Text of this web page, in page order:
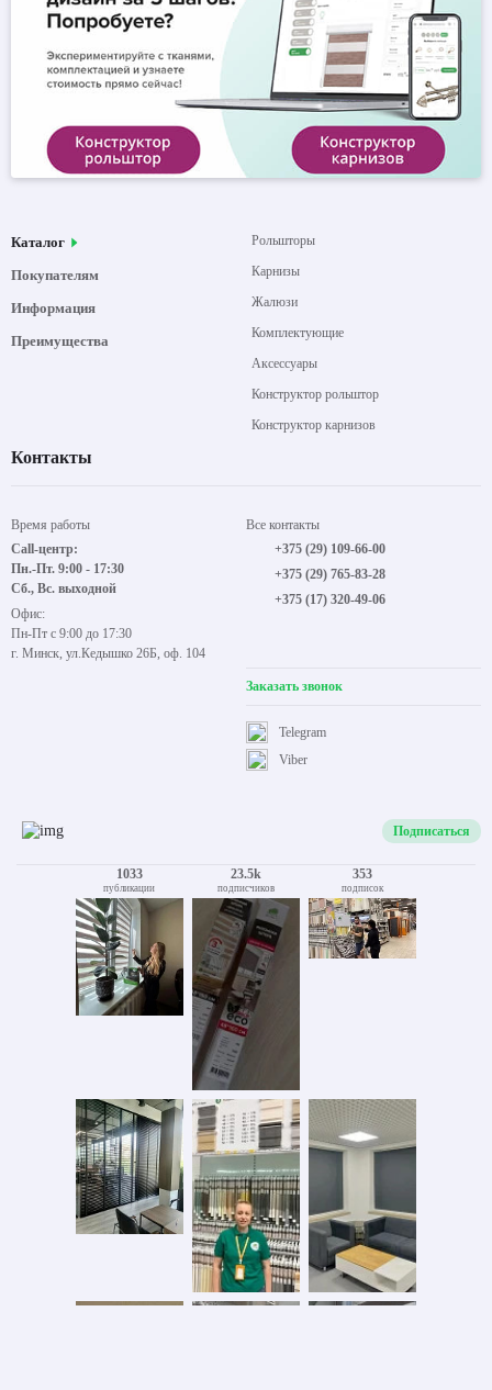
Каталог
Покупателям
Информация
Преимущества
Рольшторы
Карнизы
Жалюзи
Комплектующие
Аксессуары
Конструктор рольштор
Конструктор карнизов
Контакты
Время работы
Call-центр:
Пн.-Пт. 9:00 - 17:30
Сб., Вс. выходной
Офис:
Пн-Пт с 9:00 до 17:30
г. Минск, ул.Кедышко 26Б, оф. 104
Все контакты
+375 (29) 109-66-00
+375 (29) 765-83-28
+375 (17) 320-49-06
Заказать звонок
Viber
Telegram
Подписаться
1033
публикации
23.5k
подписчиков
353
подписок